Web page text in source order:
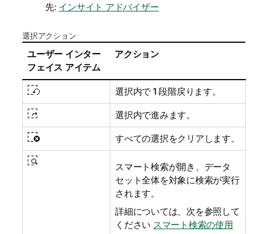
先: インサイト アドバイザー
選択アクション
ユーザー インター
フェイス アイテム
アクション
選択内で 1 段階戻ります。
選択内で進みます。
すべての選択をクリアします。
スマート検索が開き、データ
セット全体を対象に検索が実行
されます。
詳細については、次を参照して
ください スマート検索の使用